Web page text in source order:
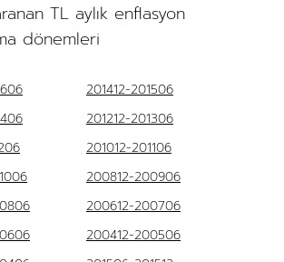
TL aylık enflasyon
dönemleri
201412-201506
201212-201306
201012-201106
200812-200906
200612-200706
200412-200506